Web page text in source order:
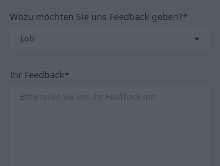
Wozu möchten Sie uns Feedback geben?*
Ihr Feedback*